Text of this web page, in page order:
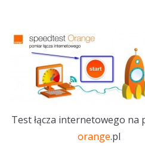
Test łącza internetowego na
orange.pl